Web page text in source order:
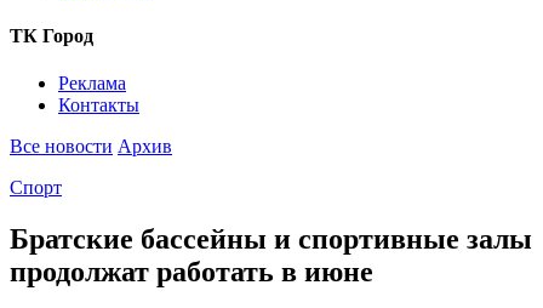
ТК Город
Реклама
Контакты
Все новости Архив
Спорт
Братские бассейны и спортивные залы
продолжат работать в июне